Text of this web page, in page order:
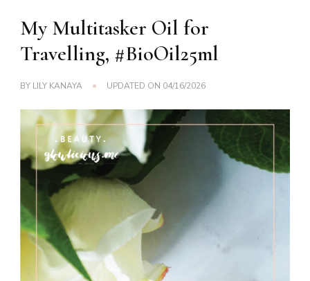
My Multitasker Oil for
Travelling, #BioOil25ml
BY LILY KANAYA UPDATED ON 04/16/2026